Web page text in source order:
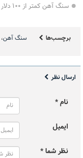
سنگ آهن کمتر از ۱۰۰ دلار شد
برچسب‌ها سنگ آهن
ارسال نظر
نام *
ایمیل
نظر شما *